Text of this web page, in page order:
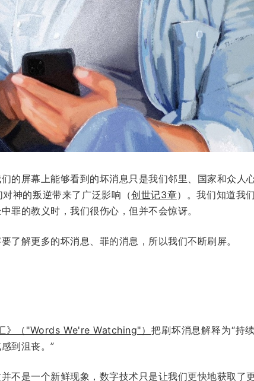
的屏幕上能够看到的坏消息只是我们邻里、国家和众人
神的叛逆带来了广泛影响（创世记3章）。我们知道我
罪的教义时，我们很伤心，但并不会惊讶。
了解更多的坏消息、罪的消息，所以我们不断刷屏。
》（"Words We're Watching"）把刷坏消息解释为“持
到沮丧。”
不是一个新鲜现象，数字技术只是让我们更快地获取了更